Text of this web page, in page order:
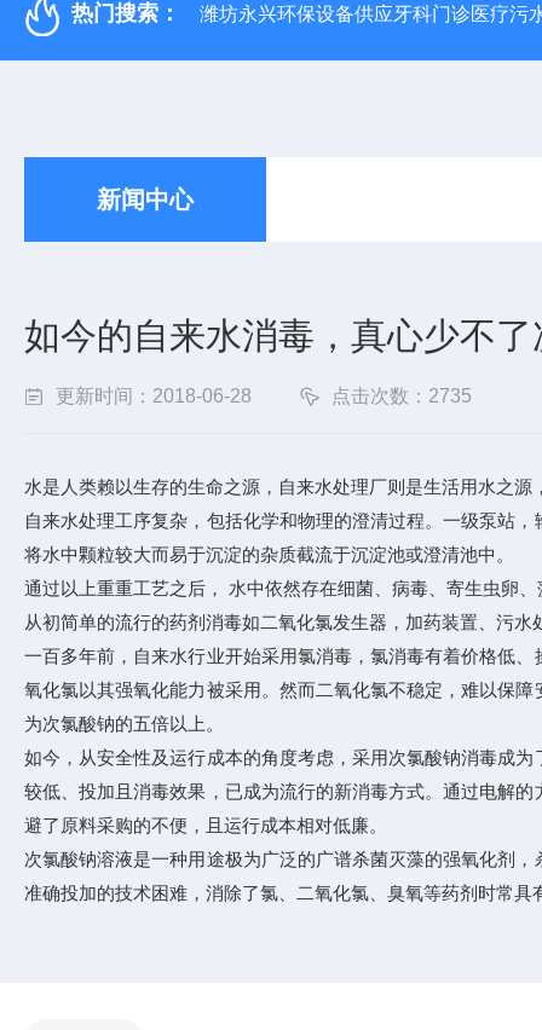
热门搜索： 潍坊永兴环保设备供应牙科门诊医疗污
新闻中心
如今的自来水消毒，真心少不
更新时间：2018-06-28 点击次数：2735
水是人类赖以生存的生命之源，自来水处理厂则是生活用水之
自来水处理工序复杂，包括化学和物理的澄清过程。一级泵站
将水中颗粒较大而易于沉淀的杂质截流于沉淀池或澄清池中。
通过以上重重工艺之后， 水中依然存在细菌、病毒、寄生虫卵
从初简单的流行的药剂消毒如二氧化氯发生器，加药装置、污水
一百多年前，自来水行业开始采用氯消毒，氯消毒有着价格低
氧化氯以其强氧化能力被采用。然而二氧化氯不稳定，难以保
为次氯酸钠的五倍以上。
如今，从安全性及运行成本的角度考虑，采用次氯酸钠消毒成
较低、投加且消毒效果，已成为流行的新消毒方式。通过电解
避了原料采购的不便，且运行成本相对低廉。
次氯酸钠溶液是一种用途极为广泛的广谱杀菌灭藻的强氧化剂
准确投加的技术困难，消除了氯、二氧化氯、臭氧等药剂时常